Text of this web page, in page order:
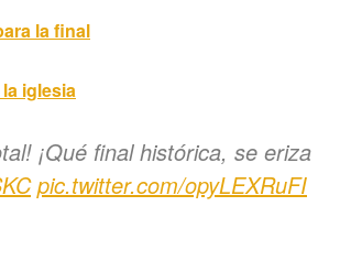
la final
iglesia
¡Qué final histórica, se eriza
pic.twitter.com/opyLEXRuFI